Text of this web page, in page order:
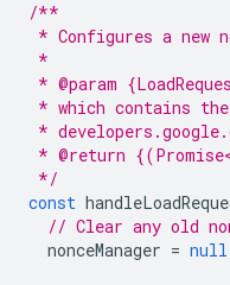
/**
* Configures a new
*
* @param
* which contains
*
* @return
*/
const
// Clear any old
nonceManager = null